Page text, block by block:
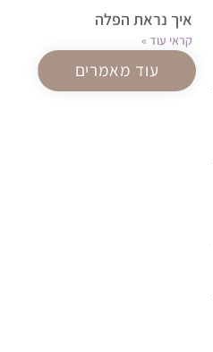
איך נראת הפלה
קראי עוד »
עוד מאמרים